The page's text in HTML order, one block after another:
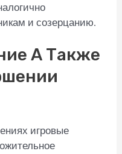
и созерцанию.
А Также
игровые